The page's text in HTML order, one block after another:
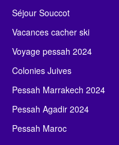
Séjour Souccot
Vacances cacher ski
Voyage pessah 2024
Colonies Juives
Pessah Marrakech 2024
Pessah Agadir 2024
Pessah Maroc